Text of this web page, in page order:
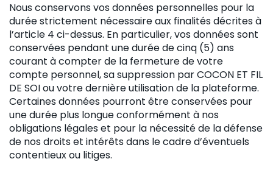
Nous conservons vos données personnelles pour la
durée strictement nécessaire aux finalités décrites à
l’article 4 ci-dessus. En particulier, vos données sont
conservées pendant une durée de cinq (5) ans
courant à compter de la fermeture de votre
compte personnel, sa suppression par COCON ET FIL
DE SOI ou votre dernière utilisation de la plateforme.
Certaines données pourront être conservées pour
une durée plus longue conformément à nos
obligations légales et pour la nécessité de la défense
de nos droits et intérêts dans le cadre d’éventuels
contentieux ou litiges.